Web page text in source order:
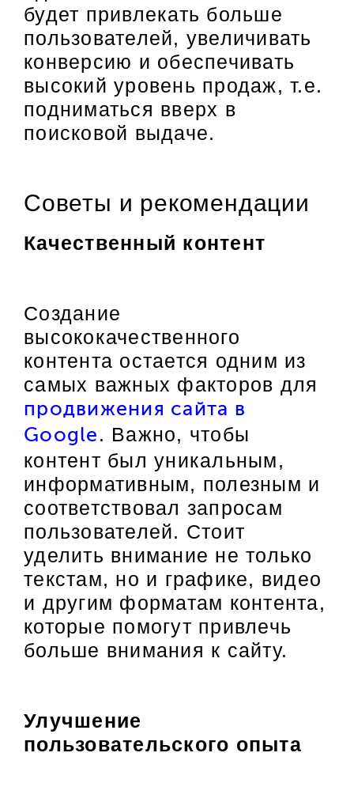
будет привлекать больше
пользователей, увеличивать
конверсию и обеспечивать
высокий уровень продаж, т.е.
подниматься вверх в
поисковой выдаче.
Советы и рекомендации
Качественный контент
Создание
высококачественного
контента остается одним из
самых важных факторов для
продвижения сайта в
Google . Важно, чтобы
контент был уникальным,
информативным, полезным и
соответствовал запросам
пользователей. Стоит
уделить внимание не только
текстам, но и графике, видео
и другим форматам контента,
которые помогут привлечь
больше внимания к сайту.
Улучшение
пользовательского опыта